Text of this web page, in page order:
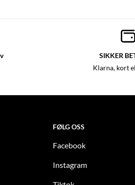
SIKKER
Klarna, kort
FØLG OSS
Facebook
Instagram